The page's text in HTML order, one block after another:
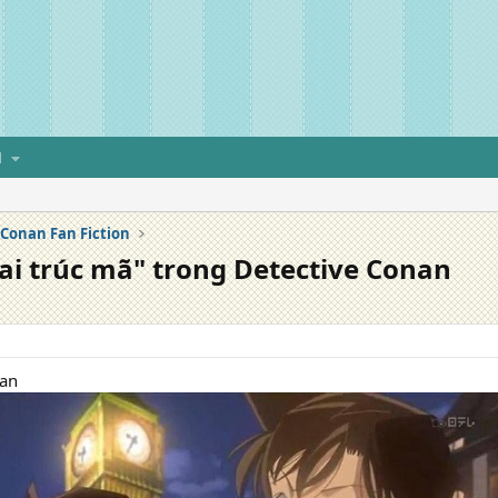
Conan Fan Fiction
trúc mã" trong Detective Conan